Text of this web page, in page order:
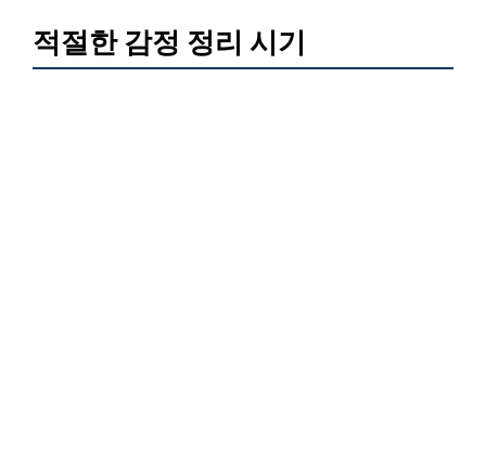
적절한 감정 정리 시기